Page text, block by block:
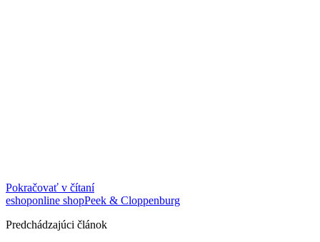
Pokračovať v čítaní
eshoponline shopPeek & Cloppenburg
Predchádzajúci článok